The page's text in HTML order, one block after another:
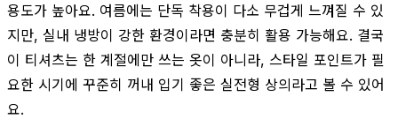
용도가 높아요. 여름에는 단독 착용이 다소 무겁게 느껴질 수 있
지만, 실내 냉방이 강한 환경이라면 충분히 활용 가능해요. 결국
이 티셔츠는 한 계절에만 쓰는 옷이 아니라, 스타일 포인트가 필
요한 시기에 꾸준히 꺼내 입기 좋은 실전형 상의라고 볼 수 있어
요.